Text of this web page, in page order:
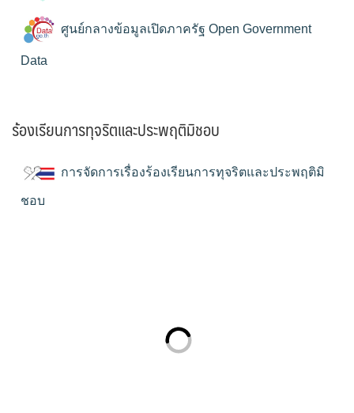
ศูนย์กลางข้อมูลเปิดภาครัฐ Open Government
Data
ร้องเรียนการทุจริตและประพฤติมิชอบ
การจัดการเรื่องร้องเรียนการทุจริตและประพฤติมิ
ชอบ